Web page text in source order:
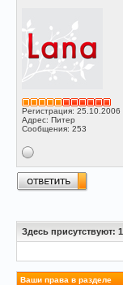
Регистрация: 25.10.2006
Адрес: Питер
Сообщения: 253
Здесь присутствуют: 1
Ваши права в разделе